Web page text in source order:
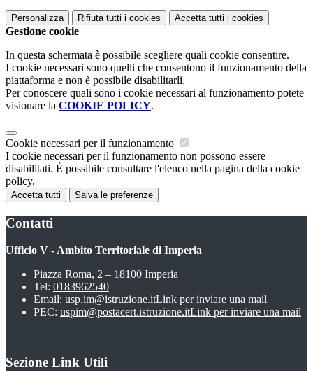
Personalizza Rifiuta tutti i cookies Accetta tutti i cookies
Gestione cookie
In questa schermata è possibile scegliere quali cookie consentire.
I cookie necessari sono quelli che consentono il funzionamento della
piattaforma e non è possibile disabilitarli.
Per conoscere quali sono i cookie necessari al funzionamento potete
visionare la COOKIE POLICY.
Cookie necessari per il funzionamento
I cookie necessari per il funzionamento non possono essere
disabilitati. È possibile consultare l'elenco nella pagina della cookie
policy.
Accetta tutti Salva le preferenze
Contatti
Ufficio V - Ambito Territoriale di Imperia
Piazza Roma, 2 – 18100 Imperia
Tel: 0183962540
Email: usp.im@istruzione.itLink per inviare una mail
PEC: uspim@postacert.istruzione.itLink per inviare una mail
Sezione Link Utili